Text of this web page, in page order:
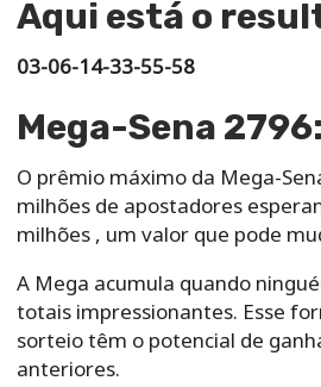
Aqui está o
03-06-14-33-55-58
Mega-Sena
O prêmio máximo da Mega-
milhões de apostadores
milhões , um valor que pode
A Mega acumula quando
totais impressionantes. Esse
sorteio têm o potencial de
anteriores.